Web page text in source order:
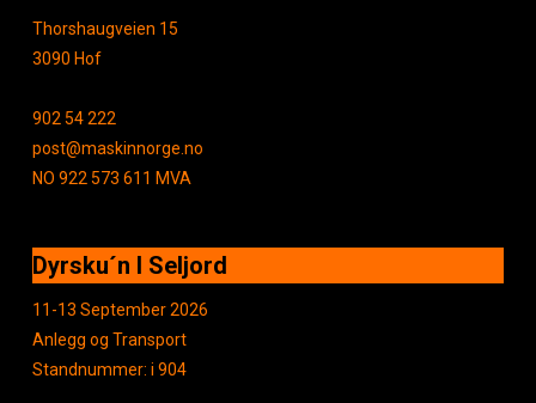
Thorshaugveien 15
3090 Hof
902 54 222
post@maskinnorge.no
NO 922 573 611 MVA
Dyrsku´n I Seljord
11-13 September 2026
Anlegg og Transport
Standnummer: i 904